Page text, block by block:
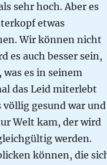
sehr hoch. Aber es
etwas
Wir können nicht
es auch besser sein,
es in seinem
das Leid miterlebt
völlig gesund war und
Welt kam, der wird
werden.
können, die